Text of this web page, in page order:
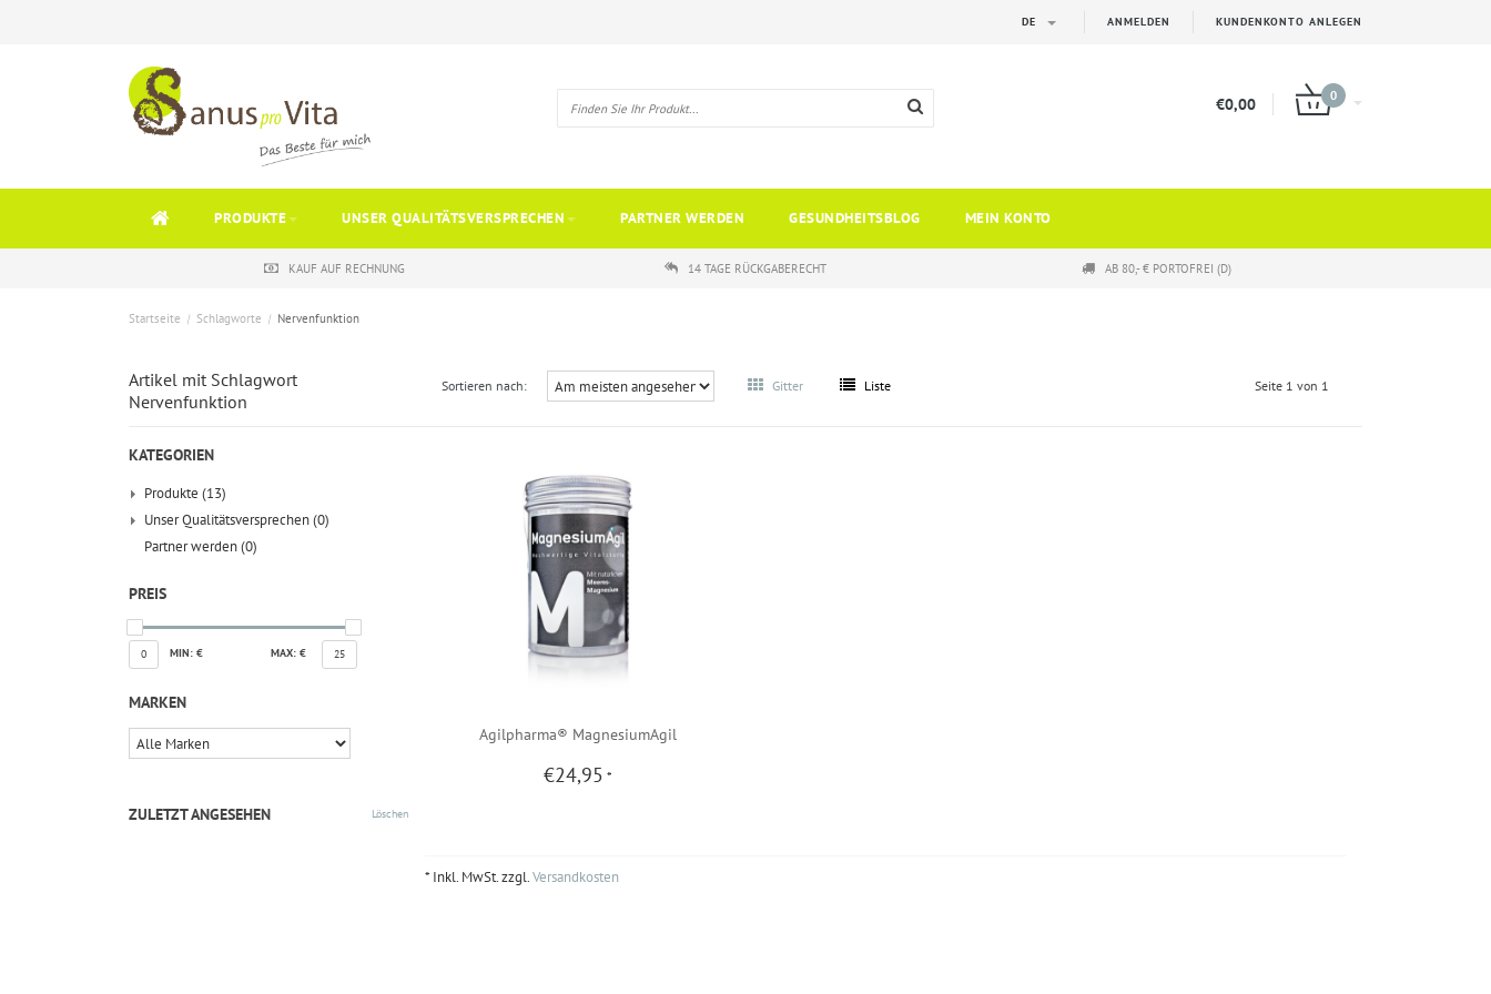
ANMELDEN KUNDENKONTO ANLEGEN
DE
€0,00 0
PRODUKTE UNSER QUALITÄTSVERSPRECHEN PARTNER WERDEN GESUNDHEITSBLOG MEIN KONTO
KAUF AUF RECHNUNG 14 TAGE RÜCKGABERECHT AB 80,- € PORTOFREI (D)
Startseite / Schlagworte / Nervenfunktion
Artikel mit Schlagwort
Nervenfunktion
Sortieren nach: Gitter Liste Seite 1 von 1
KATEGORIEN
Produkte (13)
Unser Qualitätsversprechen(0)
Partner werden(0)
PREIS
0 MIN: € MAX: € 25
MARKEN
ZULETZT ANGESEHEN Löschen
Agilpharma® MagnesiumAgil
€24,95 *
* Inkl. MwSt. zzgl.Versandkosten